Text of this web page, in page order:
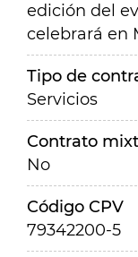
edición del
celebrará en
Tipo de
Servicios
Contrato
No
Código CPV
79342200-5